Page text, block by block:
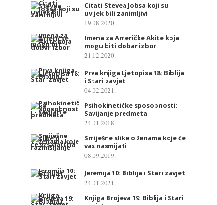
Citati Stevea Jobsa koji su
uvijek bili zanimljivi
19.08.2020.
Imena za Američke Akite koja
mogu biti dobar izbor
21.12.2020.
Prva knjiga Ljetopisa 18: Biblija
i Stari zavjet
04.02.2021.
Psihokinetičke sposobnosti:
Savijanje predmeta
24.01.2018.
Smiješne slike o ženama koje će
vas nasmijati
08.09.2019.
Jeremija 10: Biblija i Stari zavjet
24.01.2021.
Knjiga Brojeva 19: Biblija i Stari